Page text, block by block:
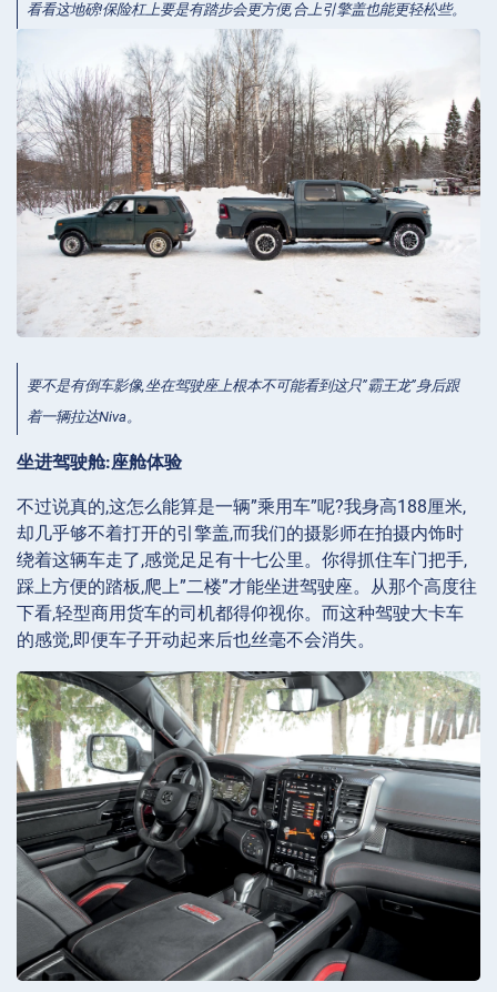
看看这地磅!保险杠上要是有踏步会更方便,合上引擎盖也能更轻松些。
要不是有倒车影像,坐在驾驶座上根本不可能看到这只”霸王龙”身后跟
着一辆拉达Niva。
坐进驾驶舱:座舱体验
不过说真的,这怎么能算是一辆”乘用车”呢?我身高188厘米,
却几乎够不着打开的引擎盖,而我们的摄影师在拍摄内饰时
绕着这辆车走了,感觉足足有十七公里。你得抓住车门把手,
踩上方便的踏板,爬上”二楼”才能坐进驾驶座。从那个高度往
下看,轻型商用货车的司机都得仰视你。而这种驾驶大卡车
的感觉,即便车子开动起来后也丝毫不会消失。